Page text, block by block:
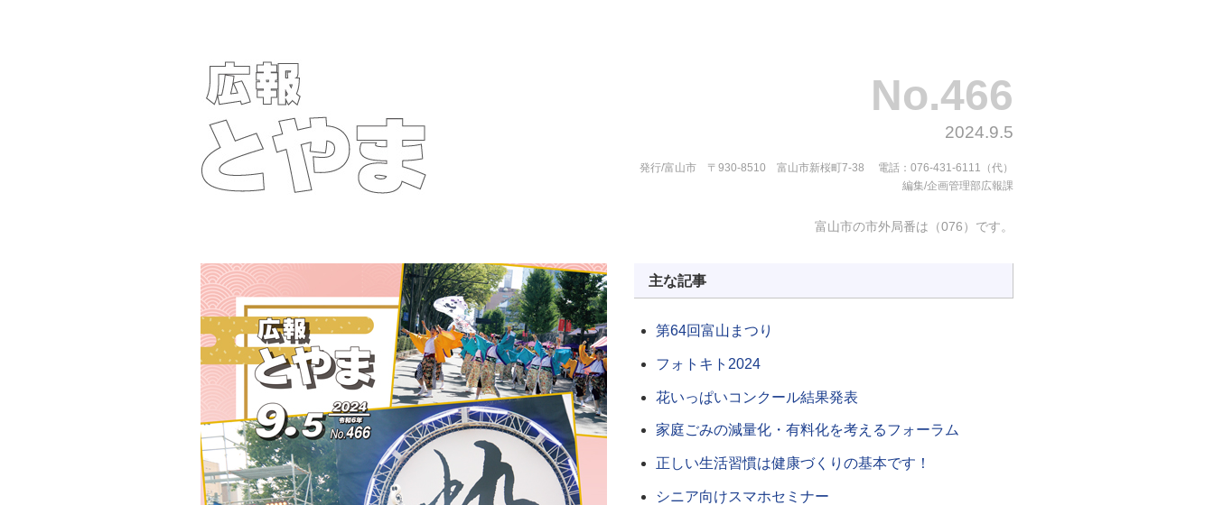
No.466
2024.9.5
発行/富山市 〒930-8510 富山市新桜町7-38
電話：076-431-6111（代）
編集/企画管理部広報課
富山市の市外局番は（076）です。
主な記事
第64回富山まつり
フォトキト2024
花いっぱいコンクール結果発表
家庭ごみの減量化・有料化を考えるフォーラム
正しい生活習慣は健康づくりの基本です！
シニア向けスマホセミナー